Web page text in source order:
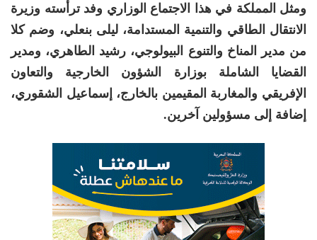
ومثل المملكة في هذا الاجتماع الوزاري وفد ترأسته وزيرة
الانتقال الطاقي والتنمية المستدامة، ليلى بنعلي، وضم كلا
من مدير المناخ والتنوع البيولوجي، رشيد الطاهري، ومدير
القضايا الشاملة بوزارة الشؤون الخارجية والتعاون
الإفريقي والمغاربة المقيمين بالخارج، إسماعيل الشقوري،
إضافة إلى مسؤولين آخرين.